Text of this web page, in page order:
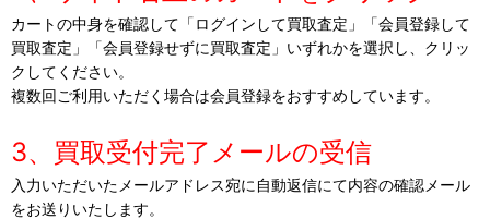
カートの中身を確認して「ログインして買取査定」「会員登録して
買取査定」「会員登録せずに買取査定」いずれかを選択し、クリッ
クしてください。
複数回ご利用いただく場合は会員登録をおすすめしています。
3、買取受付完了メールの受信
入力いただいたメールアドレス宛に自動返信にて内容の確認メール
をお送りいたします。